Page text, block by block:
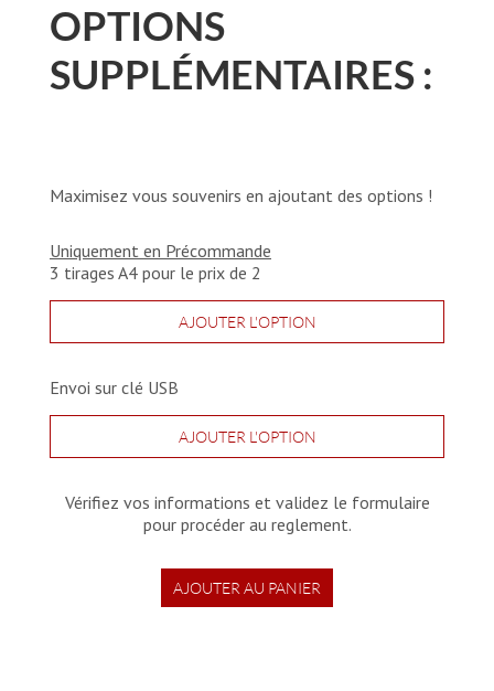
OPTIONS
SUPPLÉMENTAIRES :
Maximisez vous souvenirs en ajoutant des options !
Uniquement en Précommande
3 tirages A4 pour le prix de 2
AJOUTER L'OPTION
Envoi sur clé USB
AJOUTER L'OPTION
Vérifiez vos informations et validez le formulaire
pour procéder au reglement.
AJOUTER AU PANIER